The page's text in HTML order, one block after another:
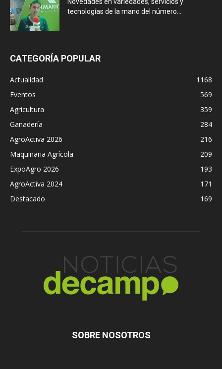
tecnologías de la mano del número...
CATEGORÍA POPULAR
Actualidad
1168
Eventos
569
Agricultura
359
Ganadería
284
AgroActiva 2026
216
Maquinaria Agrícola
209
ExpoAgro 2026
193
AgroActiva 2024
171
Destacado
169
SOBRE NOSOTROS